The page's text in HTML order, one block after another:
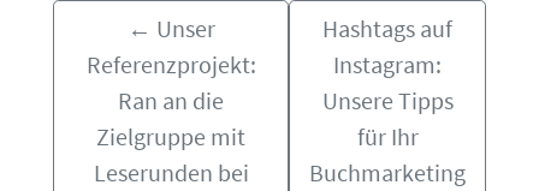
← Unser
Referenzprojekt:
Ran an die
Zielgruppe mit
Leserunden bei
Hashtags auf
Instagram:
Unsere Tipps
für Ihr
Buchmarketing